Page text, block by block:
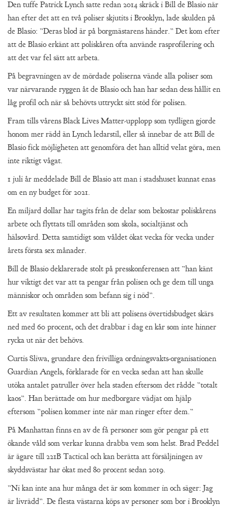
Den tuffe Patrick Lynch satte redan 2014 skräck i Bill de Blasio när
han efter det att en två poliser skjutits i Brooklyn, lade skulden på
de Blasio: ”Deras blod är på borgmästarens händer.” Det kom efter
att de Blasio erkänt att poliskåren ofta använde rasprofilering och
att det var fel sätt att arbeta.
På begravningen av de mördade poliserna vände alla poliser som
var närvarande ryggen åt de Blasio och han har sedan dess hållit en
låg profil och när så behövts uttryckt sitt stöd för polisen.
Fram tills vårens Black Lives Matter-upplopp som tydligen gjorde
honom mer rädd än Lynch ledarstil, eller så innebar de att Bill de
Blasio fick möjligheten att genomföra det han alltid velat göra, men
inte riktigt vågat.
1 juli år meddelade Bill de Blasio att man i stadshuset kunnat enas
om en ny budget för 2021.
En miljard dollar har tagits från de delar som bekostar poliskårens
arbete och flyttats till områden som skola, socialtjänst och
hälsovård. Detta samtidigt som våldet ökat vecka för vecka under
årets första sex månader.
Bill de Blasio deklarerade stolt på presskonferensen att ”han känt
hur viktigt det var att ta pengar från polisen och ge dem till unga
människor och områden som befann sig i nöd”.
Ett av resultaten kommer att bli att polisens övertidsbudget skärs
ned med 60 procent, och det drabbar i dag en kår som inte hinner
rycka ut när det behövs.
Curtis Sliwa, grundare den frivilliga ordningsvakts-organisationen
Guardian Angels, förklarade för en vecka sedan att han skulle
utöka antalet patruller över hela staden eftersom det rådde ”totalt
kaos”. Han berättade om hur medborgare vädjat om hjälp
eftersom ”polisen kommer inte när man ringer efter dem.”
På Manhattan finns en av de få personer som gör pengar på ett
ökande våld som verkar kunna drabba vem som helst. Brad Peddel
är ägare till 221B Tactical och kan berätta att försäljningen av
skyddsvästar har ökat med 80 procent sedan 2019.
”Ni kan inte ana hur många det är som kommer in och säger: Jag
är livrädd”. De flesta västarna köps av personer som bor i Brooklyn